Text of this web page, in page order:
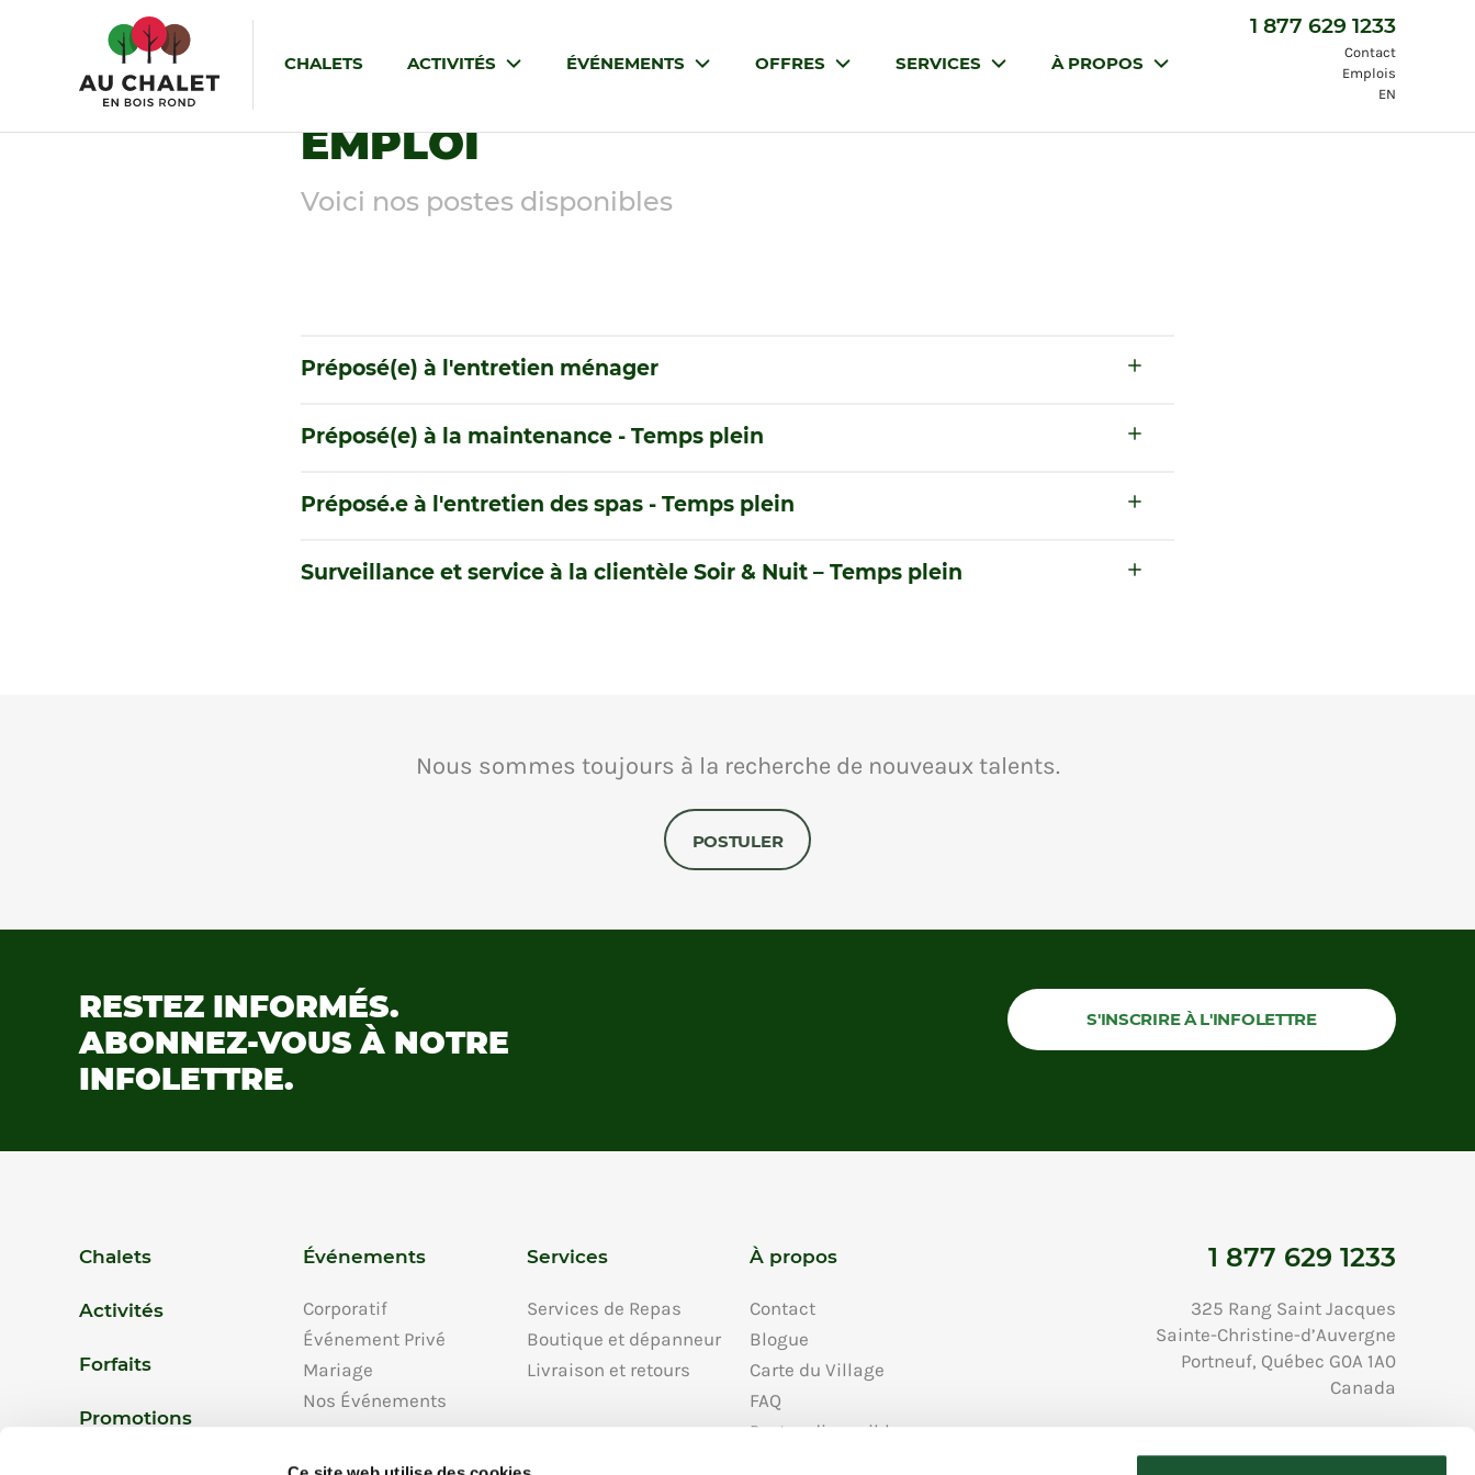
CHALETS ACTIVITÉS ÉVÉNEMENTS OFFRES SERVICES À PROPOS
Contact
Emplois
EN
1 877 629 1233
EMPLOI
Voici nos postes disponibles
Préposé(e) à l'entretien ménager
Préposé(e) à la maintenance - Temps plein
Préposé.e à l'entretien des spas - Temps plein
Surveillance et service à la clientèle Soir & Nuit – Temps plein
Nous sommes toujours à la recherche de nouveaux talents.
POSTULER
RESTEZ INFORMÉS.
ABONNEZ-VOUS À NOTRE
INFOLETTRE.
S'INSCRIRE À L'INFOLETTRE
Chalets
Activités
Forfaits
Promotions
Événements
Corporatif
Événement Privé
Mariage
Nos Événements
Services
Services de Repas
Boutique et dépanneur
Livraison et retours
À propos
Contact
Blogue
Carte du Village
FAQ
Postes disponibles
1 877 629 1233
325 Rang Saint Jacques
Sainte-Christine-d’Auvergne
Portneuf, Québec G0A 1A0
Canada